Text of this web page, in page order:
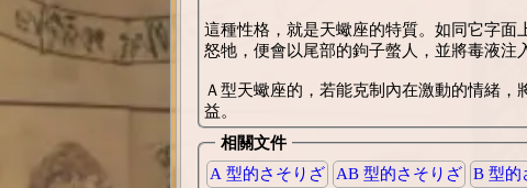
這種性格，就是天蠍座的特質。如同它字
怒牠，便會以尾部的鉤子螫人，並將毒液注
Ａ型天蠍座的，若能克制內在激動的情緒
益。
相關文件
A 型的さそりざ
AB 型的さそりざ B 型的